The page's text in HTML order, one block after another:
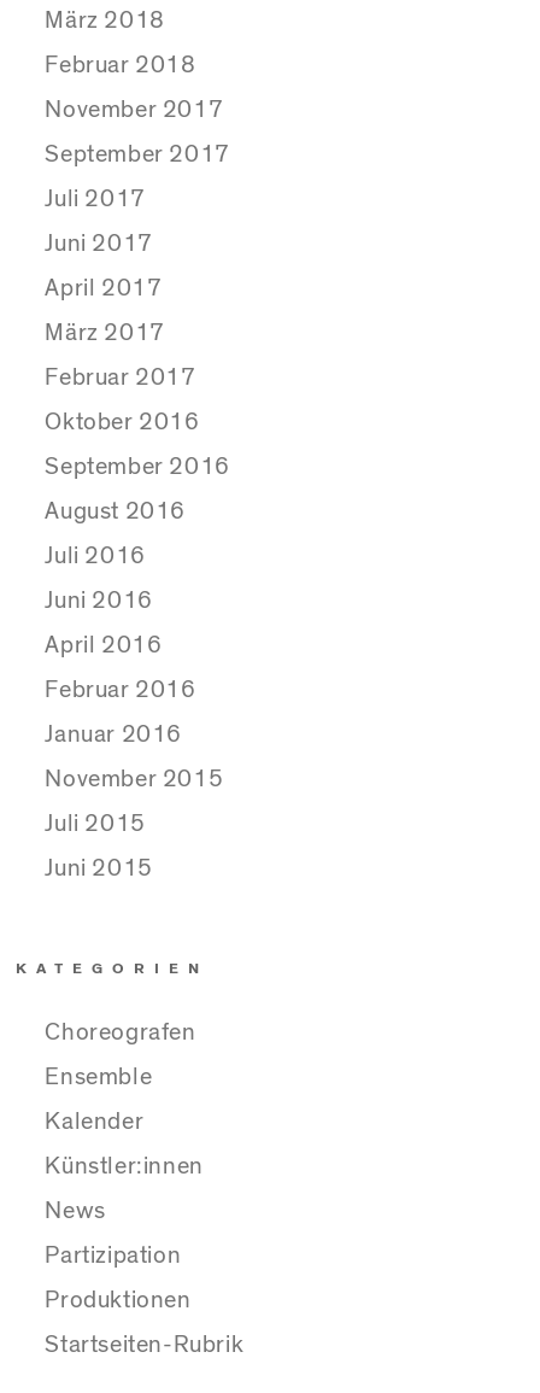
März 2018
Februar 2018
November 2017
September 2017
Juli 2017
Juni 2017
April 2017
März 2017
Februar 2017
Oktober 2016
September 2016
August 2016
Juli 2016
Juni 2016
April 2016
Februar 2016
Januar 2016
November 2015
Juli 2015
Juni 2015
KATEGORIEN
Choreografen
Ensemble
Kalender
Künstler:innen
News
Partizipation
Produktionen
Startseiten-Rubrik